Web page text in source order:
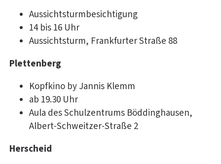
Aussichtsturmbesichtigung
14 bis 16 Uhr
Aussichtsturm, Frankfurter Straße 88
Plettenberg
Kopfkino by Jannis Klemm
ab 19.30 Uhr
Aula des Schulzentrums Böddinghausen,
Albert-Schweitzer-Straße 2
Herscheid